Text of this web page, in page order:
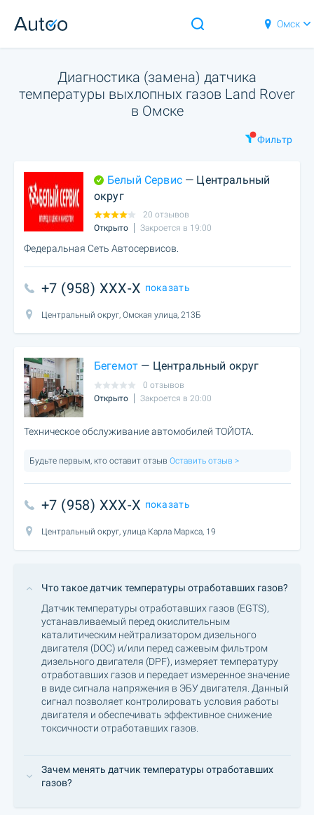
Омск
Диагностика (замена) датчика
температуры выхлопных газов Land Rover
в Омске
Фильтр
Белый Сервис— Центральный
округ
20 отзывов
Открыто
Закроется в 19:00
Федеральная Сеть Автосервисов.
+7 (958) XXX-X показать
Центральный округ, Омская улица, 213Б
Бегемот — Центральный округ
0 отзывов
Открыто
Закроется в 20:00
Техническое обслуживание автомобилей ТОЙОТА.
Будьте первым, кто оставит отзыв Оставить отзыв >
+7 (958) XXX-X показать
Центральный округ, улица Карла Маркса, 19
Что такое датчик температуры отработавших газов?
Датчик температуры отработавших газов (EGTS),
устанавливаемый перед окислительным
каталитическим нейтрализатором дизельного
двигателя (DOC) и/или перед сажевым фильтром
дизельного двигателя (DPF), измеряет температуру
отработавших газов и передает измеренное значение
в виде сигнала напряжения в ЭБУ двигателя. Данный
сигнал позволяет контролировать условия работы
двигателя и обеспечивать эффективное снижение
токсичности отработавших газов.
Зачем менять датчик температуры отработавших
газов?